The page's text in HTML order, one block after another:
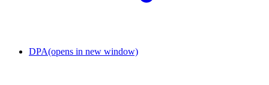
DPA(opens in new window)